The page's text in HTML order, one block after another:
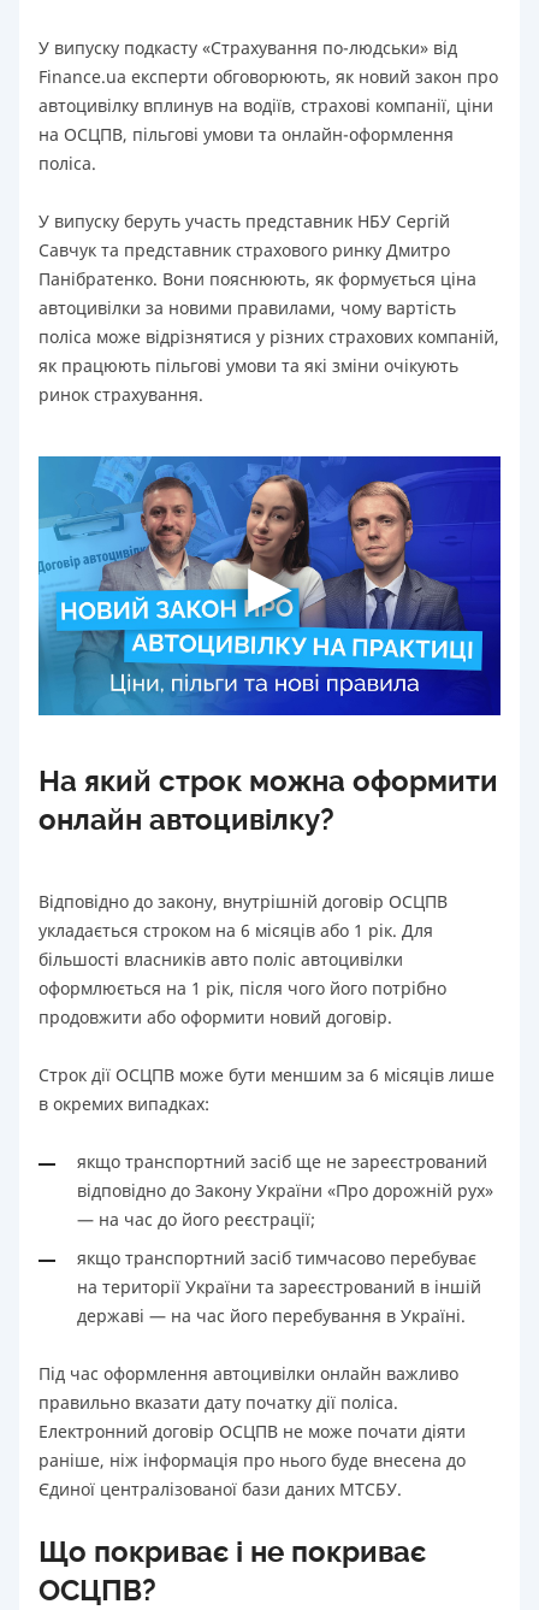
У випуску подкасту «Страхування по-людськи» від
Finance.ua експерти обговорюють, як новий закон про
автоцивілку вплинув на водіїв, страхові компанії, ціни
на ОСЦПВ, пільгові умови та онлайн-оформлення
поліса.
У випуску беруть участь представник НБУ Сергій
Савчук та представник страхового ринку Дмитро
Панібратенко. Вони пояснюють, як формується ціна
автоцивілки за новими правилами, чому вартість
поліса може відрізнятися у різних страхових компаній,
як працюють пільгові умови та які зміни очікують
ринок страхування.
На який строк можна оформити
онлайн автоцивілку?
Відповідно до закону, внутрішній договір ОСЦПВ
укладається строком на 6 місяців або 1 рік. Для
більшості власників авто поліс автоцивілки
оформлюється на 1 рік, після чого його потрібно
продовжити або оформити новий договір.
Строк дії ОСЦПВ може бути меншим за 6 місяців лише
в окремих випадках:
якщо транспортний засіб ще не зареєстрований
відповідно до Закону України «Про дорожній рух»
— на час до його реєстрації;
якщо транспортний засіб тимчасово перебуває
на території України та зареєстрований в іншій
державі — на час його перебування в Україні.
Під час оформлення автоцивілки онлайн важливо
правильно вказати дату початку дії поліса.
Електронний договір ОСЦПВ не може почати діяти
раніше, ніж інформація про нього буде внесена до
Єдиної централізованої бази даних МТСБУ.
Що покриває і не покриває
ОСЦПВ?